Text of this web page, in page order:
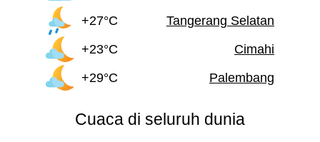
+27°C
Tangerang Selatan
+23°C
Cimahi
+29°C
Palembang
Cuaca di seluruh dunia